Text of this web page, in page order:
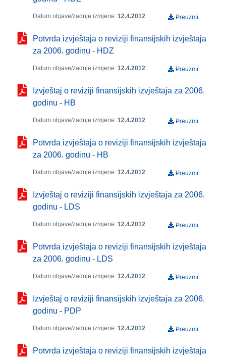
Datum objave/zadnje izmjene: 12.4.2012 Preuzmi
Potvrda izvještaja o reviziji finansijskih izvještaja
za 2006. godinu - HDZ
Datum objave/zadnje izmjene: 12.4.2012 Preuzmi
Izvještaj o reviziji finansijskih izvještaja za 2006.
godinu - HB
Datum objave/zadnje izmjene: 12.4.2012 Preuzmi
Potvrda izvještaja o reviziji finansijskih izvještaja
za 2006. godinu - HB
Datum objave/zadnje izmjene: 12.4.2012 Preuzmi
Izvještaj o reviziji finansijskih izvještaja za 2006.
godinu - LDS
Datum objave/zadnje izmjene: 12.4.2012 Preuzmi
Potvrda izvještaja o reviziji finansijskih izvještaja
za 2006. godinu - LDS
Datum objave/zadnje izmjene: 12.4.2012 Preuzmi
Izvještaj o reviziji finansijskih izvještaja za 2006.
godinu - PDP
Datum objave/zadnje izmjene: 12.4.2012 Preuzmi
Potvrda izvještaja o reviziji finansijskih izvještaja